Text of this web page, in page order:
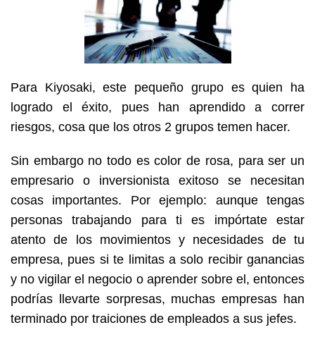
Para Kiyosaki, este pequeño grupo es quien ha
logrado el éxito, pues han aprendido a correr
riesgos, cosa que los otros 2 grupos temen hacer.
Sin embargo no todo es color de rosa, para ser un
empresario o inversionista exitoso se necesitan
cosas importantes. Por ejemplo: aunque tengas
personas trabajando para ti es impórtate estar
atento de los movimientos y necesidades de tu
empresa, pues si te limitas a solo recibir ganancias
y no vigilar el negocio o aprender sobre el, entonces
podrías llevarte sorpresas, muchas empresas han
terminado por traiciones de empleados a sus jefes.